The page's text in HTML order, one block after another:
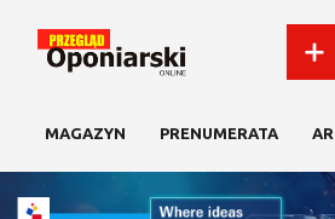
MAGAZYN PRENUMERATA